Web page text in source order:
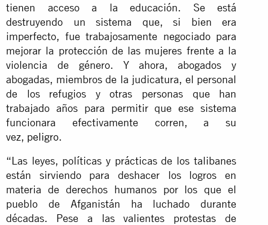
tienen acceso a la educación. Se está
destruyendo un sistema que, si bien era
imperfecto, fue trabajosamente negociado para
mejorar la protección de las mujeres frente a la
violencia de género. Y ahora, abogados y
abogadas, miembros de la judicatura, el personal
de los refugios y otras personas que han
trabajado años para permitir que ese sistema
funcionara efectivamente corren, a su
vez, peligro.
“Las leyes, políticas y prácticas de los talibanes
están sirviendo para deshacer los logros en
materia de derechos humanos por los que el
pueblo de Afganistán ha luchado durante
décadas. Pese a las valientes protestas de